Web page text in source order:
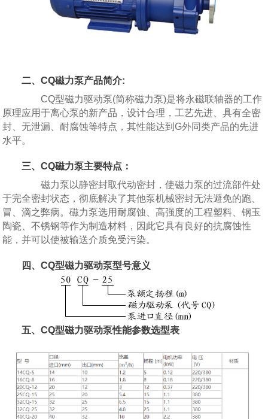
二、CQ磁力泵产品简介:
CQ型磁力驱动泵(简称磁力泵)是将永磁联轴器的工作
原理应用于离心泵的新产品，设计合理，工艺先进、具有全密
封、无泄漏、耐腐蚀等特点，其性能达到G外同类产品的先进
水平。
三、CQ磁力泵主要特点：
磁力泵以静密封取代动密封，使磁力泵的过流部件处
于完全密封状态，彻底解决了其他泵机械密封无法避免的跑、
冒、滴之弊病。磁力泵选用耐腐蚀、高强度的工程塑料、钢玉
陶瓷、不锈钢等作为制造材料，因此它具有良好的抗腐蚀性
能，并可以使被输送介质免受污染。
四、CQ型磁力驱动泵型号意义
五、CQ型磁力驱动泵性能参数选型表